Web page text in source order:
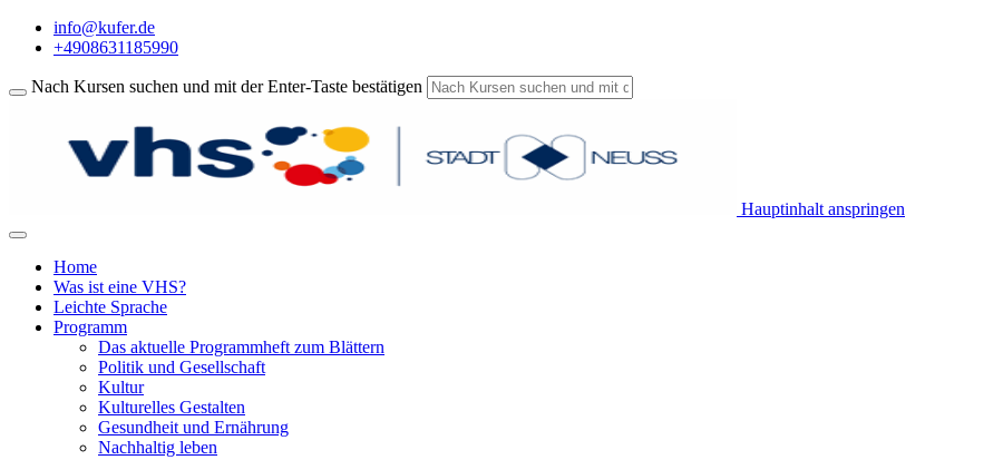
info@kufer.de
+4908631185990
Nach Kursen suchen und mit der Enter-Taste bestätigen
Hauptinhalt anspringen
Home
Was ist eine VHS?
Leichte Sprache
Programm
Das aktuelle Programmheft zum Blättern
Politik und Gesellschaft
Kultur
Kulturelles Gestalten
Gesundheit und Ernährung
Nachhaltig leben